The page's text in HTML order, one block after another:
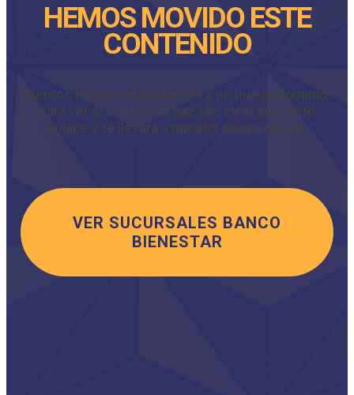
HEMOS MOVIDO ESTE
CONTENIDO
Hemos movido el contenido a un nuevo dominio,
para ver el contenido haz clic en el siguiente
enlace y te llevará a nuestra nueva página.
VER SUCURSALES BANCO
BIENESTAR